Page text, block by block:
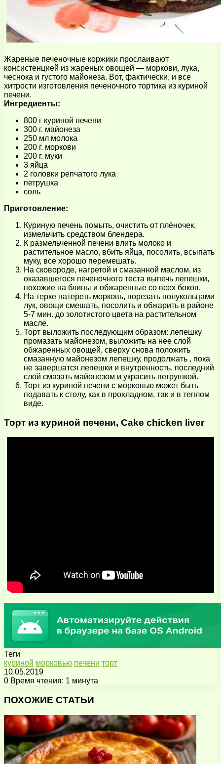
Жареные печеночные коржики прослаивают
консистенцией из жареных овощей — моркови, лука,
чеснока и густого майонеза. Вот, фактически, и все
хитрости изготовления печеночного тортика из куриной
печени.
Ингредиенты:
800 г куриной печени
300 г. майонеза
250 мл молока
200 г. моркови
200 г. муки
3 яйца
2 головки репчатого лука
петрушка
соль
Приготовление:
Куриную печень помыть, очистить от плёночек,
измельчить средством блендера.
К размельченной печени влить молоко и
растительное масло, вбить яйца, посолить, всыпать
муку, все хорошо перемешать.
На сковороде, нагретой и смазанной маслом, из
оказавшегося печеночного теста выпечь лепешки,
похожие на блины и обжаренные со всех боков.
На терке натереть морковь, порезать полукольцами
лук, овощи смешать, посолить и обжарить в районе
5-7 мин. до золотистого цвета на растительном
масле.
Торт выложить последующим образом: лепешку
промазать майонезом, выложить на нее слой
обжаренных овощей, сверху снова положить
смазанную майонезом лепешку, продолжать , пока
не завершатся лепешки и внутренность, последний
слой смазать майонезом и украсить петрушкой.
Торт из куриной печени с морковью может быть
подавать к столу, как в прохладном, так и в теплом
виде.
Торт из куриной печени, Cake chicken liver
Теги
куриной морковью печени торт
10.05.2019
0 Время чтения: 1 минута
через
почту
ПОХОЖИЕ СТАТЬИ